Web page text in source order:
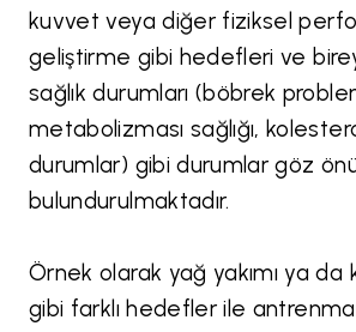
kuvvet veya diğer fiziksel
geliştirme gibi hedefleri ve
sağlık durumları (böbrek
metabolizması sağlığı,
durumlar) gibi durumlar göz
bulundurulmaktadır.
Örnek olarak yağ yakımı ya da
gibi farklı hedefler ile